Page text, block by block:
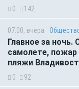
0 142
07:00, вчера
Главное за
самолете, пожар
пляжи
0 92